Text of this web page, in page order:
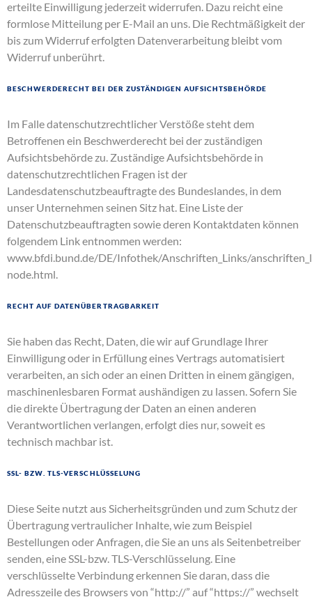
erteilte Einwilligung jederzeit widerrufen. Dazu reicht eine
formlose Mitteilung per E-Mail an uns. Die Rechtmäßigkeit der
bis zum Widerruf erfolgten Datenverarbeitung bleibt vom
Widerruf unberührt.
Beschwerderecht bei der zuständigen Aufsichtsbehörde
Im Falle datenschutzrechtlicher Verstöße steht dem
Betroffenen ein Beschwerderecht bei der zuständigen
Aufsichtsbehörde zu. Zuständige Aufsichtsbehörde in
datenschutzrechtlichen Fragen ist der
Landesdatenschutzbeauftragte des Bundeslandes, in dem
unser Unternehmen seinen Sitz hat. Eine Liste der
Datenschutzbeauftragten sowie deren Kontaktdaten können
folgendem Link entnommen werden:
www.bfdi.bund.de/DE/Infothek/Anschriften_Links/
node.html.
Recht auf Datenübertragbarkeit
Sie haben das Recht, Daten, die wir auf Grundlage Ihrer
Einwilligung oder in Erfüllung eines Vertrags automatisiert
verarbeiten, an sich oder an einen Dritten in einem gängigen,
maschinenlesbaren Format aushändigen zu lassen. Sofern Sie
die direkte Übertragung der Daten an einen anderen
Verantwortlichen verlangen, erfolgt dies nur, soweit es
technisch machbar ist.
SSL- bzw. TLS-Verschlüsselung
Diese Seite nutzt aus Sicherheitsgründen und zum Schutz der
Übertragung vertraulicher Inhalte, wie zum Beispiel
Bestellungen oder Anfragen, die Sie an uns als Seitenbetreiber
senden, eine SSL-bzw. TLS-Verschlüsselung. Eine
verschlüsselte Verbindung erkennen Sie daran, dass die
Adresszeile des Browsers von “http://” auf “https://” wechselt